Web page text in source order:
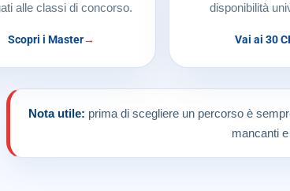
alle classi di concorso.
Scopri i Master
disponibilità
Vai ai 30
Nota utile: prima di scegliere un percorso è
mancanti